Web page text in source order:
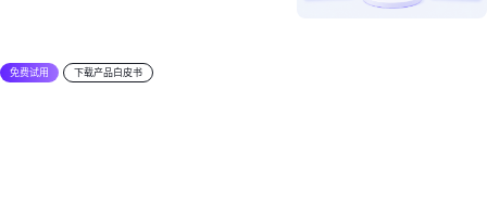
免费试用 下载产品白皮书